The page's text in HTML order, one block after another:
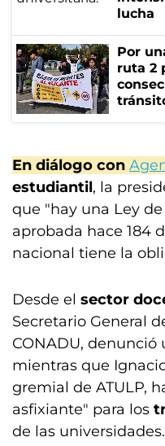
lucha
Por
ruta 2
En diálogo con
estudiantil, la
que "hay una Ley
aprobada hace 184
nacional tiene la
Desde el sector
Secretario General
CONADU, denunció
mientras que
gremial de ATULP,
asfixiante" para los
de las universidades.